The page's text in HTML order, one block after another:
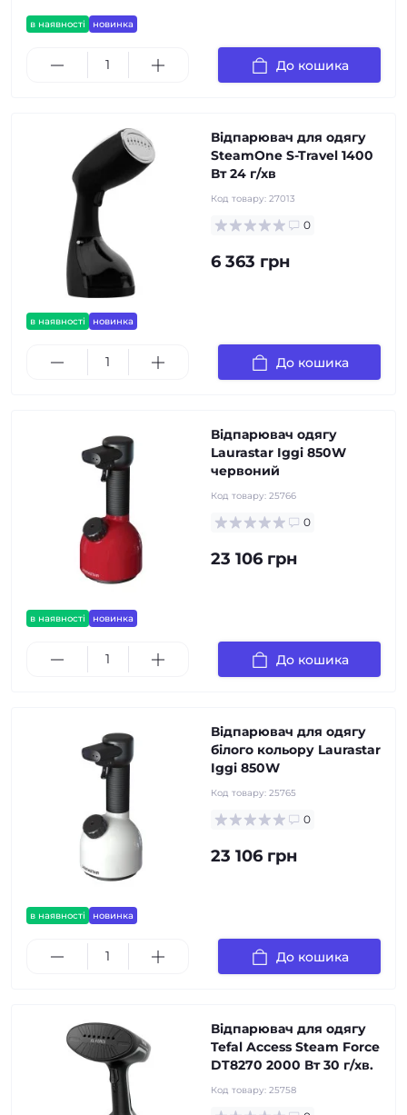
в наявності новинка
До кошика
в наявності новинка
Відпарювач для одягу
SteamOne S-Travel 1400
Вт 24 г/хв
Код товару: 27013
0
6 363 грн
До кошика
в наявності новинка
Відпарювач одягу
Laurastar Iggi 850W
червоний
Код товару: 25766
0
23 106 грн
До кошика
в наявності новинка
Відпарювач для одягу
білого кольору Laurastar
Iggi 850W
Код товару: 25765
0
23 106 грн
До кошика
Відпарювач для одягу
Tefal Access Steam Force
DT8270 2000 Вт 30 г/хв.
Код товару: 25758